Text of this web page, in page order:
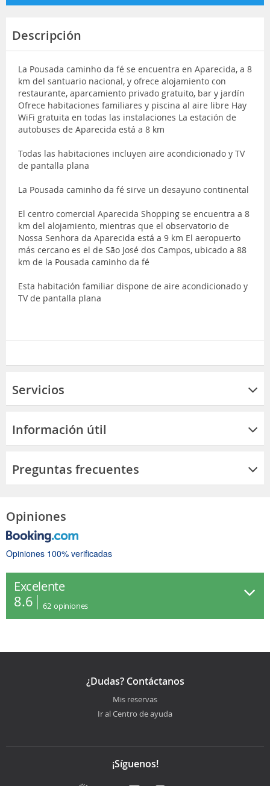
Descripción
La Pousada caminho da fé se encuentra en Aparecida, a 8
km del santuario nacional, y ofrece alojamiento con
restaurante, aparcamiento privado gratuito, bar y jardín
Ofrece habitaciones familiares y piscina al aire libre Hay
WiFi gratuita en todas las instalaciones La estación de
autobuses de Aparecida está a 8 km
Todas las habitaciones incluyen aire acondicionado y TV
de pantalla plana
La Pousada caminho da fé sirve un desayuno continental
El centro comercial Aparecida Shopping se encuentra a 8
km del alojamiento, mientras que el observatorio de
Nossa Senhora da Aparecida está a 9 km El aeropuerto
más cercano es el de São José dos Campos, ubicado a 88
km de la Pousada caminho da fé
Esta habitación familiar dispone de aire acondicionado y
TV de pantalla plana
Servicios
Información útil
Preguntas frecuentes
Opiniones
Opiniones 100% verificadas
Excelente
8.6 62 opiniones
¿Dudas? Contáctanos
Mis reservas
Ir al Centro de ayuda
¡Síguenos!